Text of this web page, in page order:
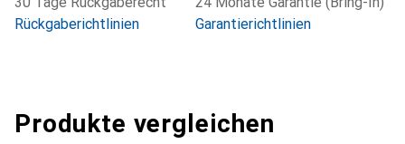
Rückgaberichtlinien
Garantierichtlinien
Produkte vergleichen